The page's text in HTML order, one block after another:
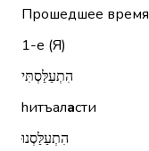
Прошедшее время
1-е (Я)
הִתְעַלַּסְתִּי
hитъаласти
הִתְעַלַּסְנוּ